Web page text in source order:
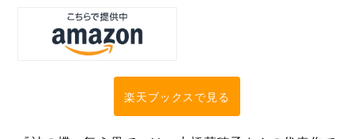
楽天ブックスで見る